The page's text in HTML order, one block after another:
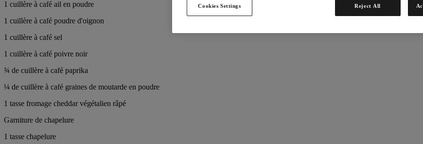
1 cuillère à café ail en poudre
1 cuillère à café poudre d'oignon
1 cuillère à café sel
1 cuillère à café poivre noir
¾ de cuillère à café paprika
¼ de cuillère à café graines de moutarde en poudre
1 tasse fromage cheddar végétalien râpé
Garniture de chapelure
1 tasse chapelure
Cookies Settings Reject All